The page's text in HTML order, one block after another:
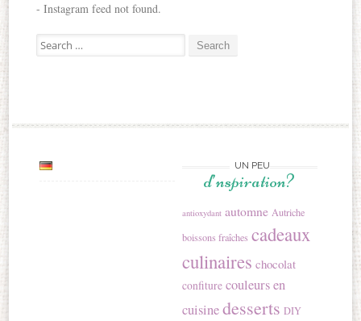
- Instagram feed not found.
Search for:
UN PEU
d’nspiration?
antioxydant automne Autriche
boissons fraîches cadeaux
culinaires chocolat
confiture couleurs en
cuisinedesserts DIY